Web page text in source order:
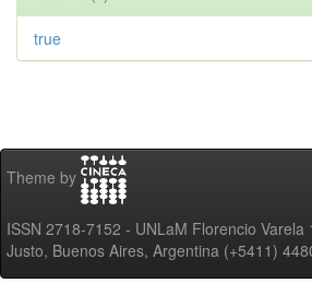
true
Theme by
ISSN 2718-7152 - UNLaM Florencio Varela
Justo, Buenos Aires, Argentina (+5411)